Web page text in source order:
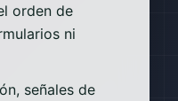
orden de
ni
señales de